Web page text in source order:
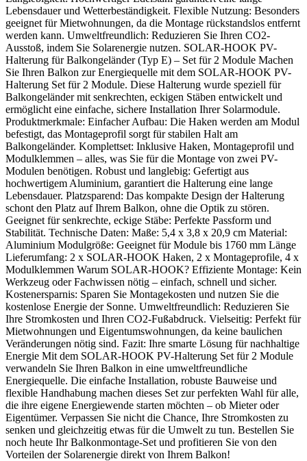
Lebensdauer und Wetterbeständigkeit. Flexible Nutzung: Besonders
geeignet für Mietwohnungen, da die Montage rückstandslos entfernt
werden kann. Umweltfreundlich: Reduzieren Sie Ihren CO2-
Ausstoß, indem Sie Solarenergie nutzen. SOLAR-HOOK PV-
Halterung für Balkongeländer (Typ E) – Set für 2 Module Machen
Sie Ihren Balkon zur Energiequelle mit dem SOLAR-HOOK PV-
Halterung Set für 2 Module. Diese Halterung wurde speziell für
Balkongeländer mit senkrechten, eckigen Stäben entwickelt und
ermöglicht eine einfache, sichere Installation Ihrer Solarmodule.
Produktmerkmale: Einfacher Aufbau: Die Haken werden am Modul
befestigt, das Montageprofil sorgt für stabilen Halt am
Balkongeländer. Komplettset: Inklusive Haken, Montageprofil und
Modulklemmen – alles, was Sie für die Montage von zwei PV-
Modulen benötigen. Robust und langlebig: Gefertigt aus
hochwertigem Aluminium, garantiert die Halterung eine lange
Lebensdauer. Platzsparend: Das kompakte Design der Halterung
schont den Platz auf Ihrem Balkon, ohne die Optik zu stören.
Geeignet für senkrechte, eckige Stäbe: Perfekte Passform und
Stabilität. Technische Daten: Maße: 5,4 x 3,8 x 20,9 cm Material:
Aluminium Modulgröße: Geeignet für Module bis 1760 mm Länge
Lieferumfang: 2 x SOLAR-HOOK Haken, 2 x Montageprofile, 4 x
Modulklemmen Warum SOLAR-HOOK? Effiziente Montage: Kein
Werkzeug oder Fachwissen nötig – einfach, schnell und sicher.
Kostenersparnis: Sparen Sie Montagekosten und nutzen Sie die
kostenlose Energie der Sonne. Umweltfreundlich: Reduzieren Sie
Ihre Stromkosten und Ihren CO2-Fußabdruck. Vielseitig: Perfekt für
Mietwohnungen und Eigentumswohnungen, da keine baulichen
Veränderungen nötig sind. Fazit: Ihre smarte Lösung für nachhaltige
Energie Mit dem SOLAR-HOOK PV-Halterung Set für 2 Module
verwandeln Sie Ihren Balkon in eine umweltfreundliche
Energiequelle. Die einfache Installation, robuste Bauweise und
flexible Handhabung machen dieses Set zur perfekten Wahl für alle,
die ihre eigene Energiewende starten möchten – ob Mieter oder
Eigentümer. Verpassen Sie nicht die Chance, Ihre Stromkosten zu
senken und gleichzeitig etwas für die Umwelt zu tun. Bestellen Sie
noch heute Ihr Balkonmontage-Set und profitieren Sie von den
Vorteilen der Solarenergie direkt von Ihrem Balkon!